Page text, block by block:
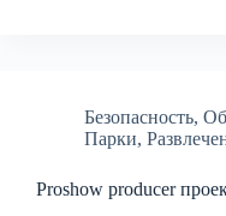
Безопасность,
Парки,
Proshow producer